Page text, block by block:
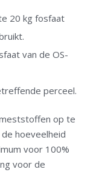
20 kg fosfaat
van de OS-
perceel.
op te
hoeveelheid
voor 100%
voor de